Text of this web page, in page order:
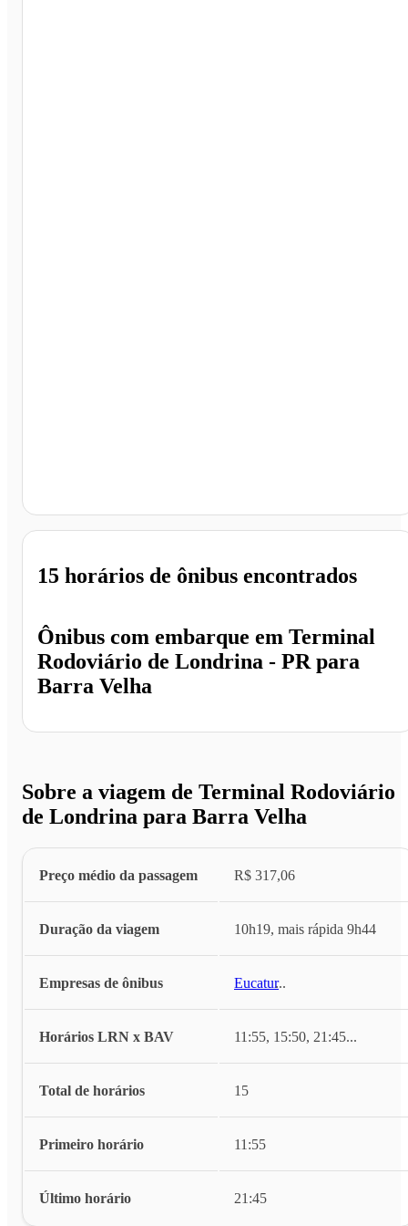
Ônibus com embarque em Terminal
Rodoviário de Londrina - PR para
Barra Velha
15 horários de ônibus encontrados
Sobre a viagem de Terminal Rodoviário
de Londrina para Barra Velha
Preço médio da passagem R$ 317,06
Duração da viagem 10h19, mais rápida 9h44
Empresas de ônibus Eucatur...
Horários LRN x BAV 11:55, 15:50, 21:45...
Total de horários 15
Primeiro horário 11:55
Último horário 21:45